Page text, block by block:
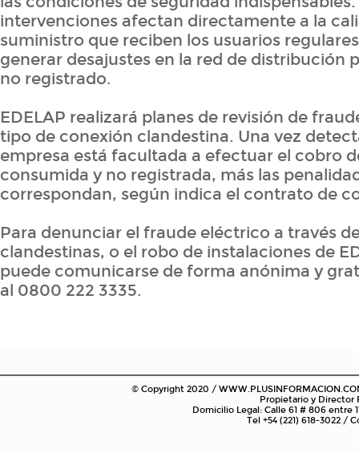
intervenciones afectan directamente a la
suministro que reciben los usuarios
generar desajustes en la red de distribución
no registrado.
EDELAP realizará planes de revisión de
tipo de conexión clandestina. Una vez
empresa está facultada a efectuar el cobro
consumida y no registrada, más las
correspondan, según indica el contrato de
Para denunciar el fraude eléctrico a través
clandestinas, o el robo de instalaciones de
puede comunicarse de forma anónima y
al 0800 222 3335.
© Copyright 2020 /
Propietario y Director
Domicilio Legal: Calle 61 # 806 entre
Tel +54 (221) 618-3022 /